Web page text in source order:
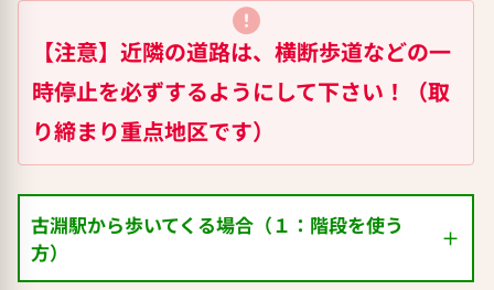
【注意】近隣の道路は、横断歩道などの一
時停止を必ずするようにして下さい！（取
り締まり重点地区です）
古淵駅から歩いてくる場合（１：階段を使う
方）